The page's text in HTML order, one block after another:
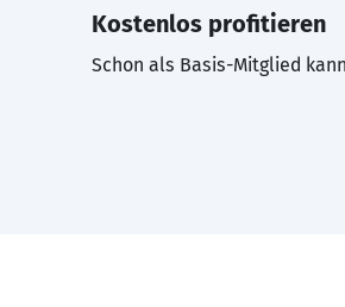
Kostenlos profitieren
Schon als Basis-Mitglied